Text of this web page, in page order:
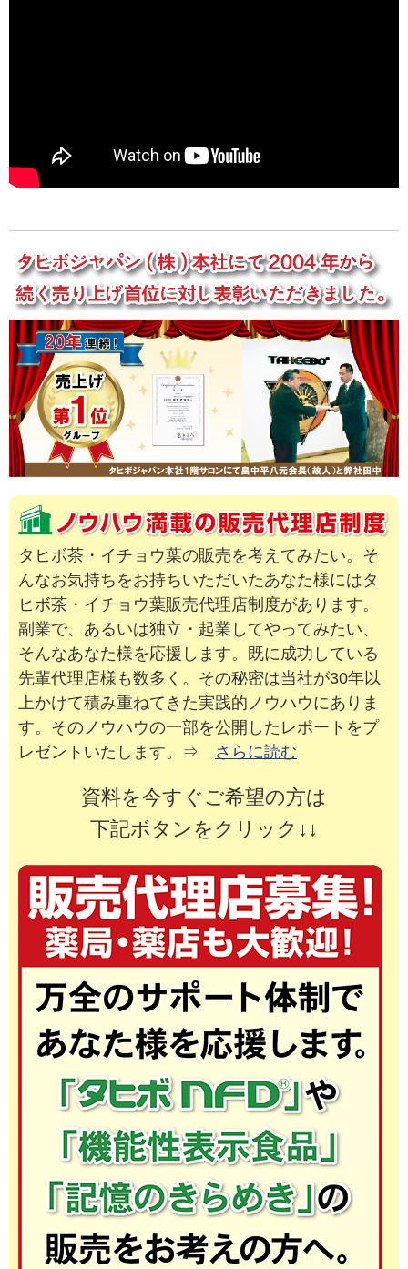
タヒボ茶・イチョウ葉の販売を考えてみたい。そ
んなお気持ちをお持ちいただいたあなた様にはタ
ヒボ茶・イチョウ葉販売代理店制度があります。
副業で、あるいは独立・起業してやってみたい、
そんなあなた様を応援します。既に成功している
先輩代理店様も数多く。その秘密は当社が30年以
上かけて積み重ねてきた実践的ノウハウにありま
す。そのノウハウの一部を公開したレポートをプ
レゼントいたします。⇒ さらに読む
資料を今すぐご希望の方は
下記ボタンをクリック↓↓